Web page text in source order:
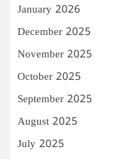
January 2026
December 2025
November 2025
October 2025
September 2025
August 2025
July 2025